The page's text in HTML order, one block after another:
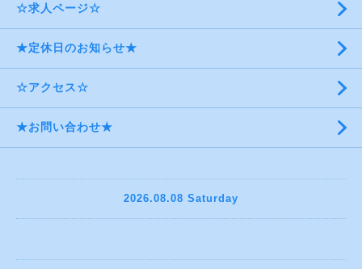
☆求人ページ☆
★定休日のお知らせ★
☆アクセス☆
★お問い合わせ★
2026.08.08 Saturday